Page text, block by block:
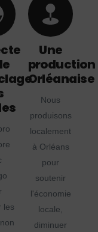
les
Une
production
Orléanaise
Nous
produisons
localement
à Orléans
pour
soutenir
l'économie
locale,
diminuer